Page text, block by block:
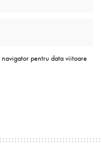
pentru data viitoare